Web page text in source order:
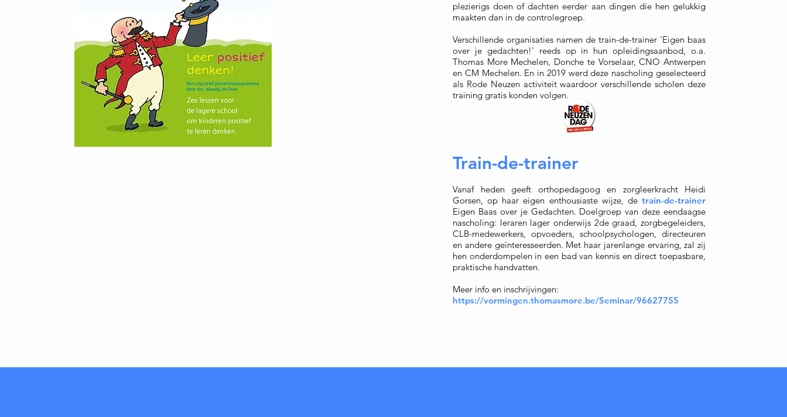
plezierigs doen of dachten eerder aan dingen die hen gelukkig
maakten dan in de controlegroep.
Verschillende organisaties namen de train-de-trainer 'Eigen baas
over je gedachten!' reeds op in hun opleidingsaanbod, o.a.
Thomas More Mechelen, Donche te Vorselaar, CNO Antwerpen
en CM Mechelen. En in 2019 werd deze nascholing geselecteerd
als Rode Neuzen activiteit waardoor verschillende scholen deze
training gratis konden volgen.
Train-de-trainer
Vanaf heden geeft orthopedagoog en zorgleerkracht Heidi
Gorsen, op haar eigen enthousiaste wijze, de train-de-trainer
Eigen Baas over je Gedachten. Doelgroep van deze eendaagse
nascholing: leraren lager onderwijs 2de graad, zorgbegeleiders,
CLB-medewerkers, opvoeders, schoolpsychologen, directeuren
en andere geïnteresseerden. Met haar jarenlange ervaring, zal zij
hen onderdompelen in een bad van kennis en direct toepasbare,
praktische handvatten.
Meer info en inschrijvingen:
https://vormingen.thomasmore.be/Seminar/96627755